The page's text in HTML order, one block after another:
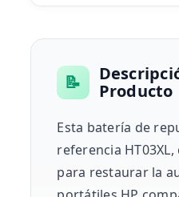
📝
Producto
Esta batería de
referencia
para restaurar la